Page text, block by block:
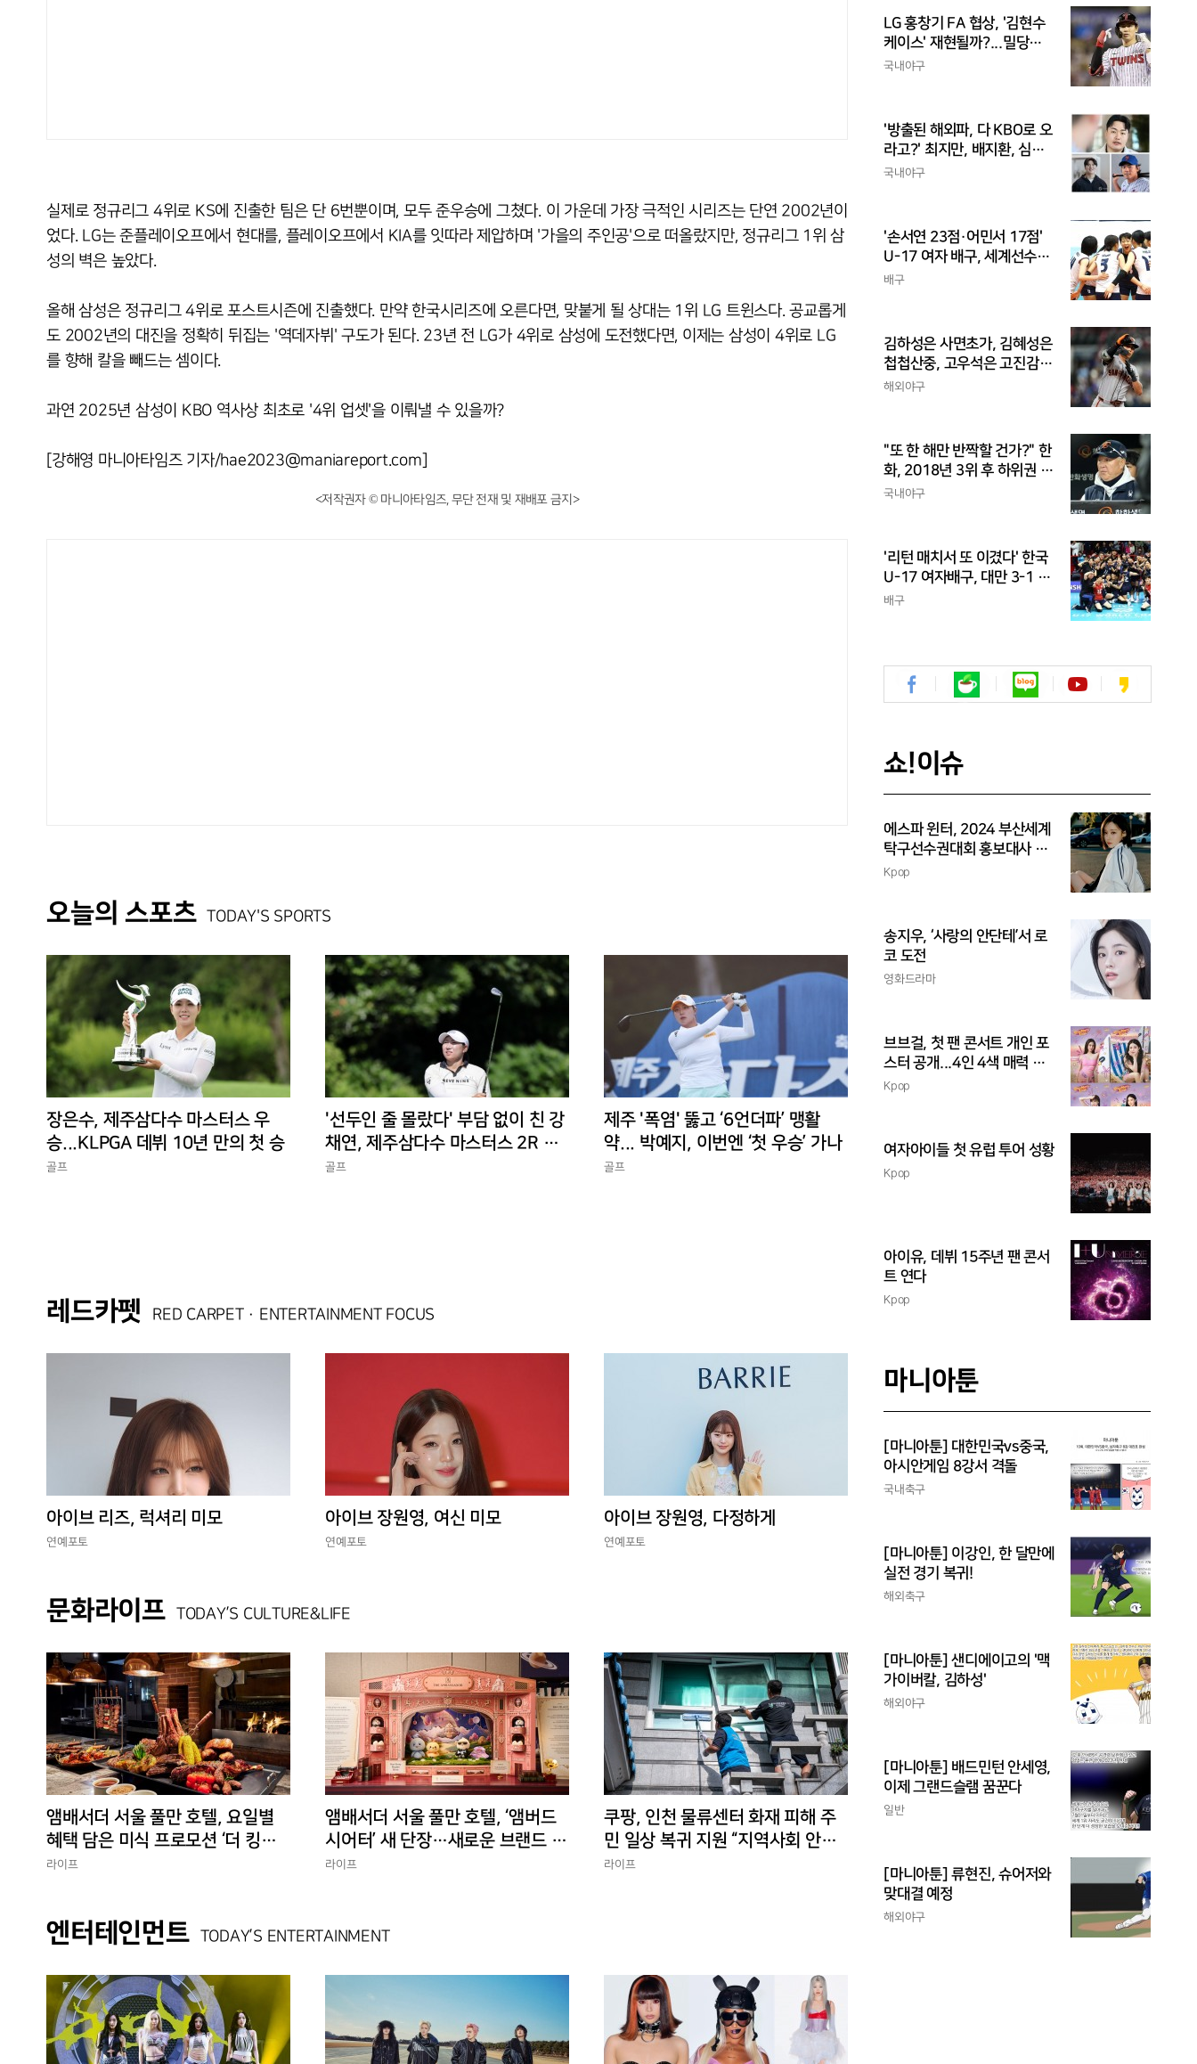
실제로 정규리그 4위로 KS에 진출한 팀은 단 6번뿐이며, 모두 준우승에 그쳤다. 이 가운데 가장 극적인 시리즈는 단연 2002년이
었다. LG는 준플레이오프에서 현대를, 플레이오프에서 KIA를 잇따라 제압하며 '가을의 주인공'으로 떠올랐지만, 정규리그 1위 삼
성의 벽은 높았다.
올해 삼성은 정규리그 4위로 포스트시즌에 진출했다. 만약 한국시리즈에 오른다면, 맞붙게 될 상대는 1위 LG 트윈스다. 공교롭게
도 2002년의 대진을 정확히 뒤집는 '역데자뷔' 구도가 된다. 23년 전 LG가 4위로 삼성에 도전했다면, 이제는 삼성이 4위로 LG
를 향해 칼을 빼드는 셈이다.
과연 2025년 삼성이 KBO 역사상 최초로 '4위 업셋'을 이뤄낼 수 있을까?
[강해영 마니아타임즈 기자/hae2023@maniareport.com]
<저작권자 © 마니아타임즈, 무단 전재 및 재배포 금지>
오늘의 스포츠 TODAY'S SPORTS
장은수, 제주삼다수 마스터스 우
승...KLPGA 데뷔 10년 만의 첫 승
골프
'선두인 줄 몰랐다' 부담 없이 친 강
채연, 제주삼다수 마스터스 2R 단
독 선두
골프
제주 '폭염' 뚫고 ‘6언더파’ 맹활
약... 박예지, 이번엔 ‘첫 우승’ 가나
골프
레드카펫 RED CARPET · ENTERTAINMENT FOCUS
아이브 리즈, 럭셔리 미모
연예포토
아이브 장원영, 여신 미모
연예포토
아이브 장원영, 다정하게
연예포토
문화라이프 TODAY’S CULTURE&LIFE
앰배서더 서울 풀만 호텔, 요일별
혜택 담은 미식 프로모션 ‘더 킹스 :
다이닝 프리빌리지즈’ 선봬
라이프
앰배서더 서울 풀만 호텔, ‘앰버드
시어터’ 새 단장…새로운 브랜드 경
험 선사
라이프
쿠팡, 인천 물류센터 화재 피해 주
민 일상 복귀 지원 “지역사회 안정
에 총력”
라이프
엔터테인먼트 TODAY’S ENTERTAINMENT
LG 홍창기 FA 협상, '김현수
케이스' 재현될까?...밀당은
피말리지만 이적 가능성은 낮
국내야구
'방출된 해외파, 다 KBO로 오
라고?' 최지만, 배지환, 심준
석의 엇갈린 거취와 현실
국내야구
'손서연 23점·어민서 17점'
U-17 여자 배구, 세계선수권
서 이탈리아 3-1 완파...조별
배구
김하성은 사면초가, 김혜성은
첩첩산중, 고우석은 고진감
래, 송성문은 무난지경... 이
해외야구
"또 한 해만 반짝할 건가?" 한
화, 2018년 3위 후 하위권 추
락...주전 3명 빠지기 전에 많
국내야구
'리턴 매치서 또 이겼다' 한국
U-17 여자배구, 대만 3-1 완
파...2연승 조 1위
배구
쇼!이슈
에스파 윈터, 2024 부산세계
탁구선수권대회 홍보대사 위
촉
Kpop
송지우, ‘사랑의 안단테’서 로
코 도전
영화드라마
브브걸, 첫 팬 콘서트 개인 포
스터 공개...4인 4색 매력 발
산
Kpop
여자아이들 첫 유럽 투어 성황
Kpop
아이유, 데뷔 15주년 팬 콘서
트 연다
Kpop
마니아툰
[마니아툰] 대한민국vs중국,
아시안게임 8강서 격돌
국내축구
[마니아툰] 이강인, 한 달만에
실전 경기 복귀!
해외축구
[마니아툰] 샌디에이고의 '맥
가이버칼, 김하성'
해외야구
[마니아툰] 배드민턴 안세영,
이제 그랜드슬램 꿈꾼다
일반
[마니아툰] 류현진, 슈어저와
맞대결 예정
해외야구